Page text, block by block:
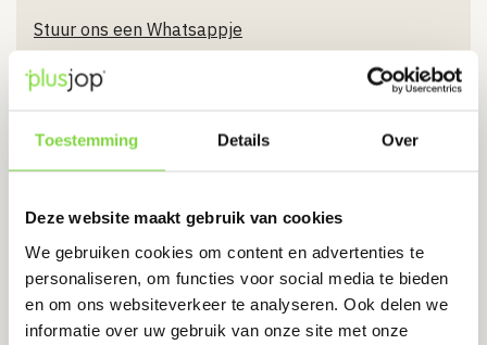
Toestemming Details Over
Deze website maakt gebruik van cookies
We gebruiken cookies om content en advertenties te
personaliseren, om functies voor social media te bieden
en om ons websiteverkeer te analyseren. Ook delen we
informatie over uw gebruik van onze site met onze
Stuur ons een Whatsappje
Bel ons
Bel direct